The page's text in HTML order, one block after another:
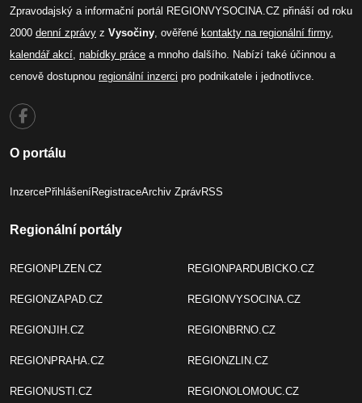
Zpravodajský a informační portál REGIONVYSOCINA.CZ přináší od roku
2000 denní zprávy z Vysočiny , ověřené kontakty na regionální firmy,
kalendář akcí nabídky práce a mnoho dalšího. Nabízí také účinnou a
cenově dostupnou regionální inzerci pro podnikatele i jednotlivce.
O portálu
InzercePřihlášeníRegistraceArchiv ZprávRSS
Regionální portály
REGIONPLZEN.CZ
REGIONZAPAD.CZ
REGIONJIH.CZ
REGIONPRAHA.CZ
REGIONUSTI.CZ
REGIONPARDUBICKO.CZ
REGIONVYSOCINA.CZ
REGIONBRNO.CZ
REGIONZLIN.CZ
REGIONOLOMOUC.CZ